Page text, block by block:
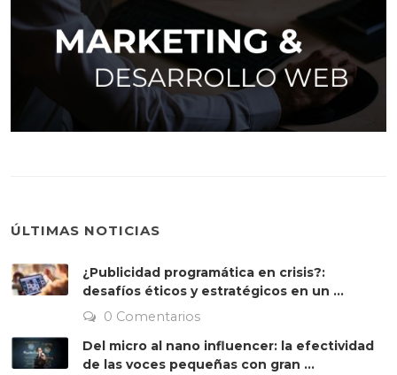
ÚLTIMAS NOTICIAS
¿Publicidad programática en crisis?:
desafíos éticos y estratégicos en un ...
0 Comentarios
Del micro al nano influencer: la efectividad
de las voces pequeñas con gran ...